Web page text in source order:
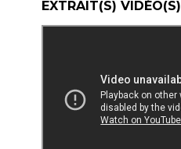
EXTRAIT(S) VIDÉO(S)